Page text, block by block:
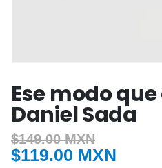
Ese modo
Daniel Sada
$149.00 MXN
$119.00 MXN